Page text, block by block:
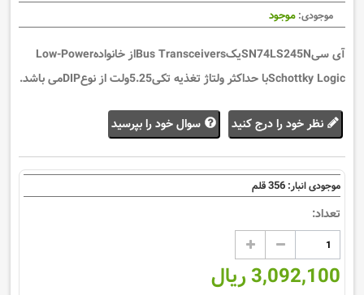
موجودی: موجود
آی سیSN74LS245NیکBus Transceiversاز خانوادهLow-Power
Schottky Logicبا حداکثر ولتاژ تغذیه تکی5.25ولت از نوعDIPمی باشد.
نظر خود را درج کنید سوال خود را بپرسید
موجودی انبار: 356قلم
تعداد:
3,092,100 ریال